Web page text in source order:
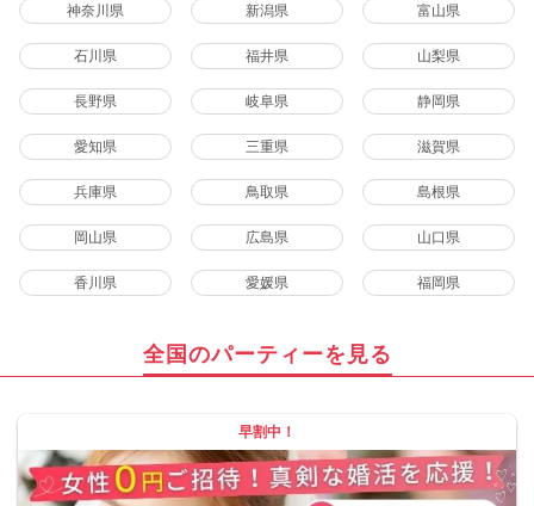
神奈川県 新潟県 富山県
石川県 福井県 山梨県
長野県 岐阜県 静岡県
愛知県 三重県 滋賀県
兵庫県 鳥取県 島根県
岡山県 広島県 山口県
香川県 愛媛県 福岡県
全国のパーティーを見る
早割中！